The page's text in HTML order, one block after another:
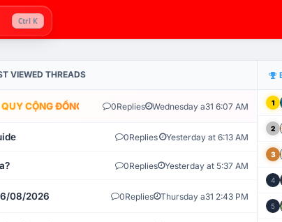
Ctrl K
VIEWED THREADS
CỘNG ĐỒNG VLIKE.VN: HỆ THỐNG GIÁM SÁT TỰ
0Replies Wednesday a31 6:07 AM
0Replies Yesterday at 6:13 AM
0Replies Yesterday at 5:37 AM
08/2026 0Replies Thursday a31 2:43 PM
1
2
3
4
5